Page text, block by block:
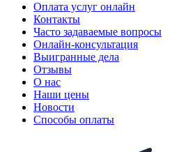
Оплата услуг онлайн
Контакты
Часто задаваемые вопросы
Онлайн-консультация
Выигранные дела
Отзывы
О нас
Наши цены
Новости
Способы оплаты